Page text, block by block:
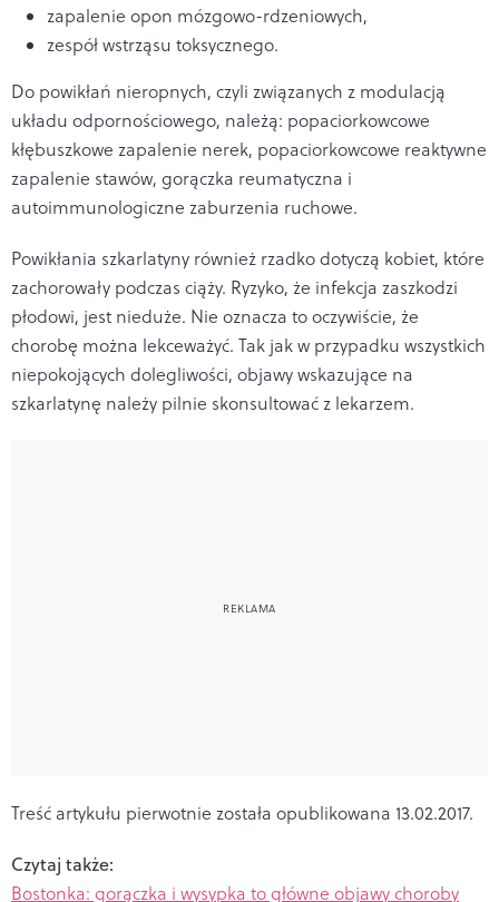
zapalenie opon mózgowo-rdzeniowych,
zespół wstrząsu toksycznego.
Do powikłań nieropnych, czyli związanych z modulacją
układu odpornościowego, należą: popaciorkowcowe
kłębuszkowe zapalenie nerek, popaciorkowcowe reaktywne
zapalenie stawów, gorączka reumatyczna i
autoimmunologiczne zaburzenia ruchowe.
Powikłania szkarlatyny również rzadko dotyczą kobiet, które
zachorowały podczas ciąży. Ryzyko, że infekcja zaszkodzi
płodowi, jest nieduże. Nie oznacza to oczywiście, że
chorobę można lekceważyć. Tak jak w przypadku wszystkich
niepokojących dolegliwości, objawy wskazujące na
szkarlatynę należy pilnie skonsultować z lekarzem.
Treść artykułu pierwotnie została opublikowana 13.02.2017.
Czytaj także:
Bostonka: gorączka i wysypka to główne objawy choroby